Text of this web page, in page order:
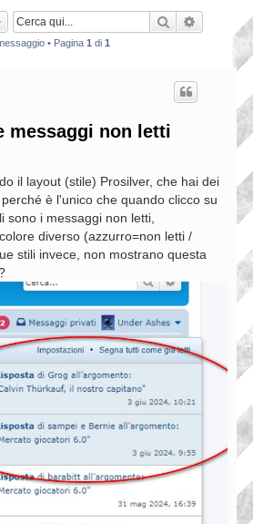
Cerca Ricerca
• Pagina 1 di 1
messaggi non letti
il layout (stile) Prosilver, che hai dei
è l'unico che quando clicco su
sono i messaggi non letti,
diverso (azzurro=non letti /
stili invece, non mostrano questa